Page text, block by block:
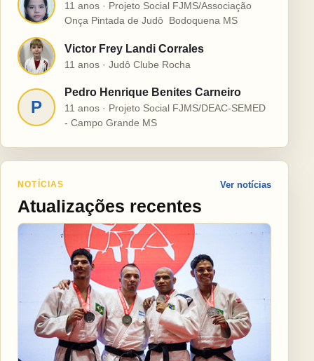
H
11 anos · Projeto Social FJMS/Associação
Onça Pintada de Judô  Bodoquena MS
V Victor Frey Landi Corrales
11 anos · Judô Clube Rocha
P
Pedro Henrique Benites Carneiro
11 anos · Projeto Social FJMS/DEAC-SEMED
- Campo Grande MS
NOTÍCIAS
Atualizações recentes
Ver notícias